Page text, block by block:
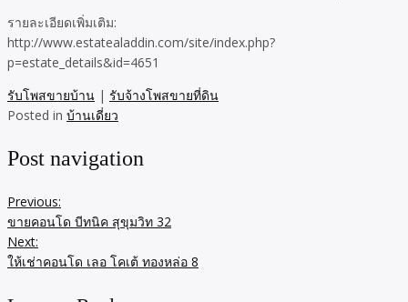
รายละเอียดเพิ่มเติม:
http://www.estatealaddin.com/site/index.php?
p=estate_details&id=4651
รับโพสขายบ้าน | รับจ้างโพสขายที่ดิน
Posted in บ้านเดี่ยว
Post navigation
Previous:
ขายคอนโด บีทนิค สุขุมวิท 32
Next:
ให้เช่าคอนโด เลอ โคเต้ ทองหล่อ 8